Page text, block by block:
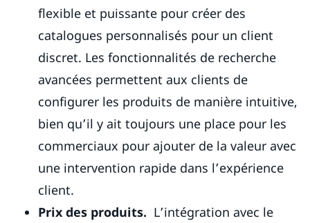
flexible et puissante pour créer des
catalogues personnalisés pour un client
discret. Les fonctionnalités de recherche
avancées permettent aux clients de
configurer les produits de manière intuitive,
bien qu’il y ait toujours une place pour les
commerciaux pour ajouter de la valeur avec
une intervention rapide dans l’expérience
client.
Prix des produits. L’intégration avec le